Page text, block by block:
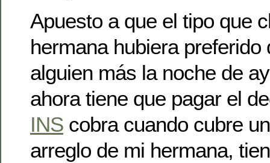
Apuesto a que el tipo que
hermana hubiera preferido
alguien más la noche de
ahora tiene que pagar el
INS cobra cuando cubre
arreglo de mi hermana,